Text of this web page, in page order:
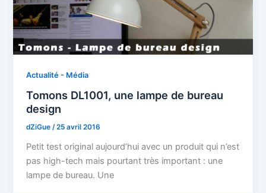
Actualité - Média
Tomons DL1001, une lampe de bureau
design
dZiGue/25 avril 2016
Petit test original aujourd’hui avec un produit qui n’est
pas high-tech mais pourtant très important : une
lampe de bureau. Une